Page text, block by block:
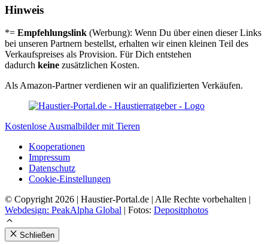
Hinweis
*= Empfehlungslink (Werbung): Wenn Du über einen dieser Links
bei unseren Partnern bestellst, erhalten wir einen kleinen Teil des
Verkaufspreises als Provision. Für Dich entstehen
dadurch keine zusätzlichen Kosten.
Als Amazon-Partner verdienen wir an qualifizierten Verkäufen.
Kostenlose Ausmalbilder mit Tieren
Koope­ra­tio­nen
Impres­sum
Daten­schutz
Coo­kie-Ein­stel­lun­gen
© Copyright 2026 | Haustier-Portal.de | Alle Rechte vorbehalten |
Webdesign: PeakAlpha Global | Fotos: Depositphotos
Schließen